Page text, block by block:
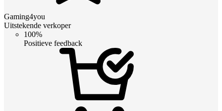
Gaming4you
Uitstekende verkoper
100%
Positieve feedback